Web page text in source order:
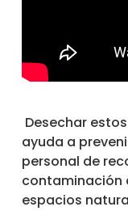
Desechar
ayuda a
personal de
contaminación
espacios